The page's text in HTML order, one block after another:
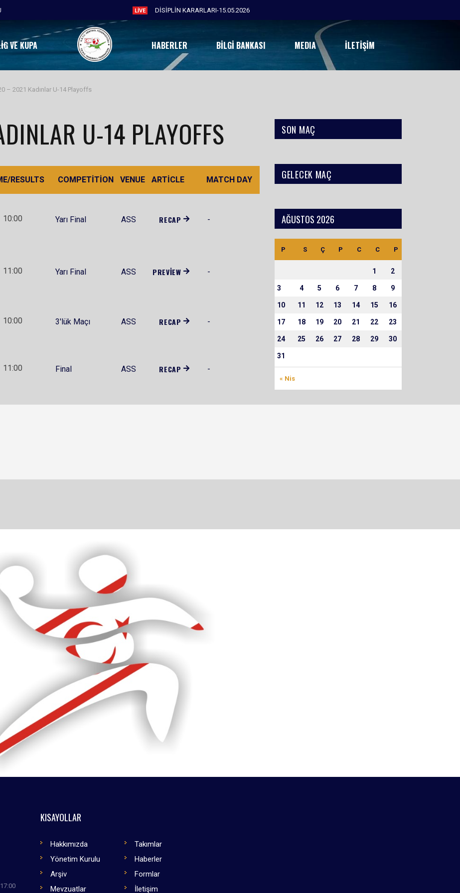
LIVE DİSİPLİN KARARLARI-15.05.2026
VE KUPA HABERLER BILGI BANKASI MEDIA İLETIŞIM
– 2021 Kadınlar U-14 Playoffs
U-14 PLAYOFFS
RESULTS COMPETITION VENUE ARTICLE MATCH DAY
10:00 Yarı Final ASS RECAP -
11:00 Yarı Final ASS PREVIEW -
10:00 3'lük Maçı ASS RECAP -
11:00 Final ASS RECAP -
SON MAÇ
GELECEK MAÇ
AĞUSTOS 2026
P S Ç P C C P
« Nis
1 2
3 4 5 6 7 8 9
10 11 12 13 14 15 16
17 18 19 20 21 22 23
24 25 26 27 28 29 30
31
KISAYOLLAR
Hakkımızda
Takımlar
Yönetim Kurulu
Haberler
Arşiv
Formlar
Mevzuatlar
İletişim